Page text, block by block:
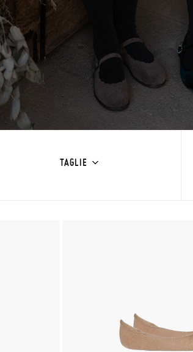
TAGLIE